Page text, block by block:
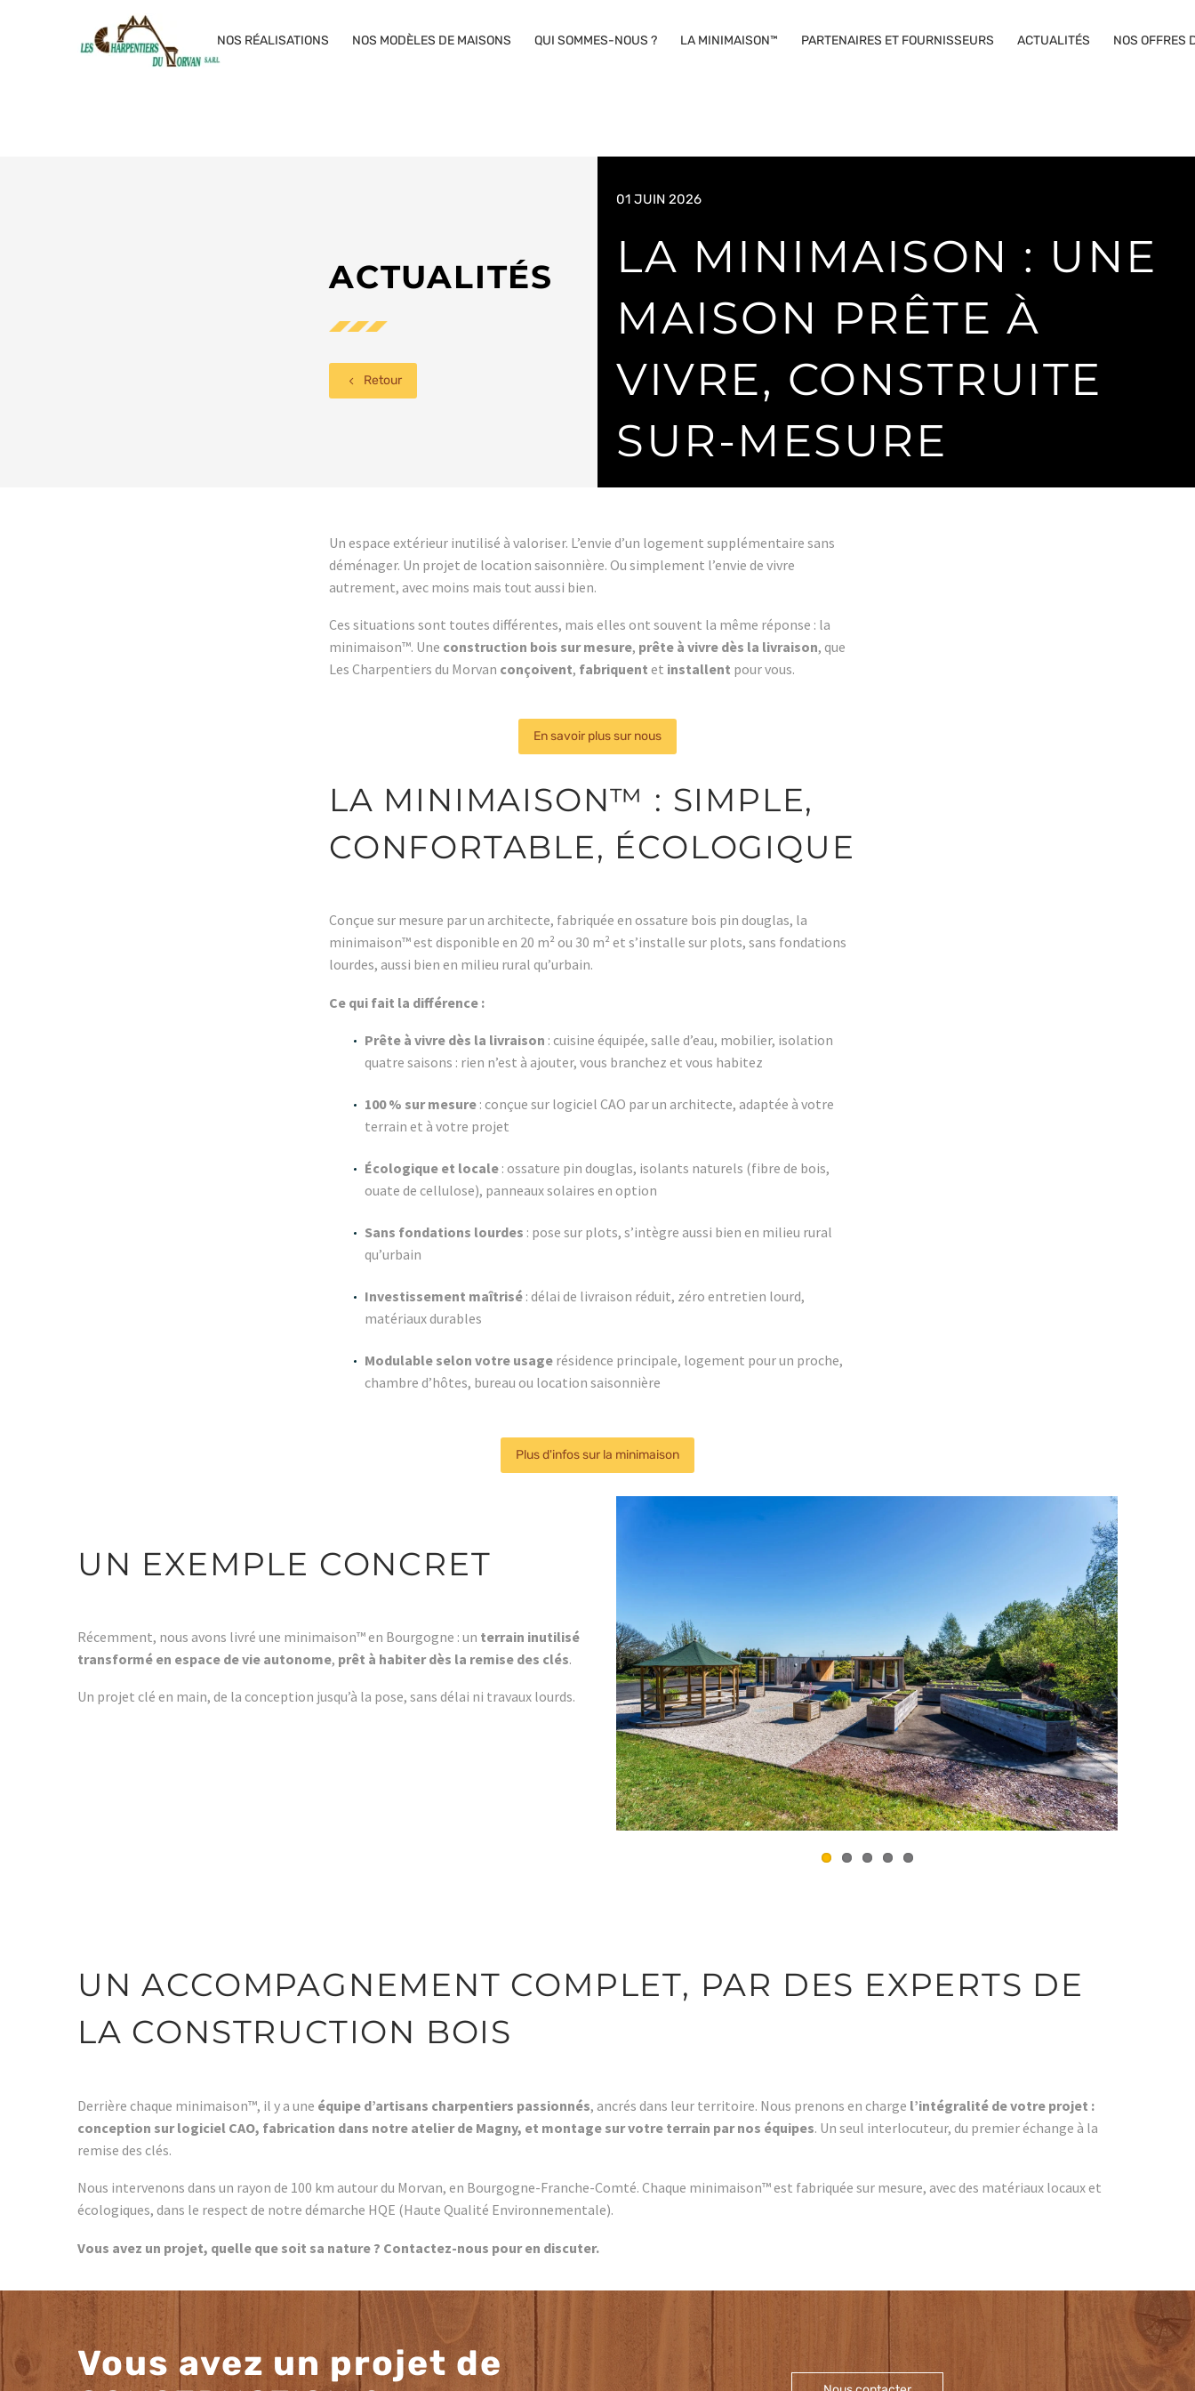
NOS RÉALISATIONS NOS MODÈLES DE MAISONS QUI SOMMES-NOUS ? LA MINIMAISON™ PARTENAIRES ET FOURNISSEURS ACTUALITÉS NOS OFFRES
ACTUALITÉS
4 Retour
01 JUIN 2026
LA MINIMAISON : UNE
MAISON PRÊTE À
VIVRE, CONSTRUITE
SUR-MESURE
Un espace extérieur inutilisé à valoriser. L’envie d’un logement supplémentaire sans
déménager. Un projet de location saisonnière. Ou simplement l’envie de vivre
autrement, avec moins mais tout aussi bien.
Ces situations sont toutes différentes, mais elles ont souvent la même réponse : la
minimaison™. Une construction bois sur mesure, prête à vivre dès la livraison, que
Les Charpentiers du Morvan conçoivent, fabriquent et installent pour vous.
En savoir plus sur nous
LA MINIMAISON™ : SIMPLE,
CONFORTABLE, ÉCOLOGIQUE
Conçue sur mesure par un architecte, fabriquée en ossature bois pin douglas, la
minimaison™ est disponible en 20 m² ou 30 m² et s’installe sur plots, sans fondations
lourdes, aussi bien en milieu rural qu’urbain.
Ce qui fait la différence :
Prête à vivre dès la livraison : cuisine équipée, salle d’eau, mobilier, isolation
quatre saisons : rien n’est à ajouter, vous branchez et vous habitez
100 % sur mesure : conçue sur logiciel CAO par un architecte, adaptée à votre
terrain et à votre projet
Écologique et locale : ossature pin douglas, isolants naturels (fibre de bois,
ouate de cellulose), panneaux solaires en option
Sans fondations lourdes : pose sur plots, s’intègre aussi bien en milieu rural
qu’urbain
Investissement maîtrisé : délai de livraison réduit, zéro entretien lourd,
matériaux durables
Modulable selon votre usage résidence principale, logement pour un proche,
chambre d’hôtes, bureau ou location saisonnière
Plus d'infos sur la minimaison
UN EXEMPLE CONCRET
Récemment, nous avons livré une minimaison™ en Bourgogne : un terrain inutilisé
transformé en espace de vie autonome, prêt à habiter dès la remise des clés.
Un projet clé en main, de la conception jusqu’à la pose, sans délai ni travaux lourds.
UN ACCOMPAGNEMENT COMPLET, PAR DES EXPERTS DE
LA CONSTRUCTION BOIS
Derrière chaque minimaison™, il y a une équipe d’artisans charpentiers passionnés, ancrés dans leur territoire. Nous prenons en charge l’intégralité de votre projet :
conception sur logiciel CAO, fabrication dans notre atelier de Magny, et montage sur votre terrain par nos équipes. Un seul interlocuteur, du premier échange à la
remise des clés.
Nous intervenons dans un rayon de 100 km autour du Morvan, en Bourgogne-Franche-Comté. Chaque minimaison™ est fabriquée sur mesure, avec des matériaux locaux et
écologiques, dans le respect de notre démarche HQE (Haute Qualité Environnementale).
Vous avez un projet, quelle que soit sa nature ? Contactez-nous pour en discuter.
Vous avez un projet de